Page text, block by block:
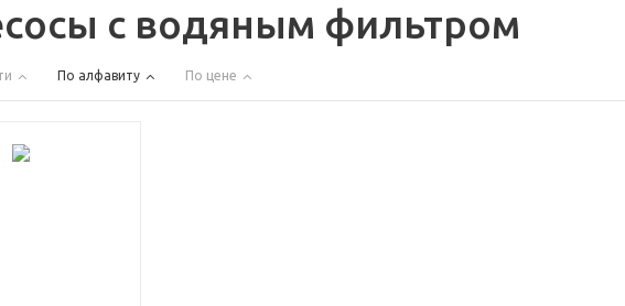
с водяным фильтром
По алфавиту По цене